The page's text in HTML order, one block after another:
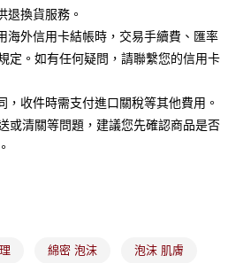
期」，訂單成立後會自動跳轉到大哥付的交易
欲分期的期數、繳款截止日，確認付款後即完
用金額請依後續交易確認頁面所載為準。
況，表示未達大哥付你分期系統評分，恕無
大哥付你分期」於每月結算日後寄送繳費提
有限公司」（以下簡稱本公司）所提供，讓
購買商品或服務，並由商店將買賣／分期付款
以上)免運費
以上)免運費
含以上)免運費
退換貨服務。
海外信用卡結帳時，交易手續費、匯率
定。如有任何疑問，請聯繫您的信用卡
，收件時需支付進口關稅等其他費用。
或清關等問題，建議您先確認商品是否
綿密 泡沫 泡沫 肌膚